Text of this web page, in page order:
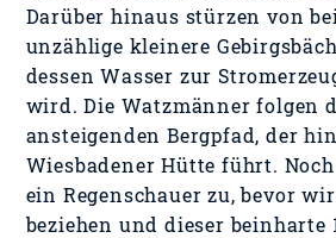
Darüber hinaus stürzen von
unzählige kleinere
dessen Wasser zur
wird. Die Watzmänner folgen
ansteigenden Bergpfad, der
Wiesbadener Hütte führt.
ein Regenschauer zu, bevor
beziehen und dieser beinharte